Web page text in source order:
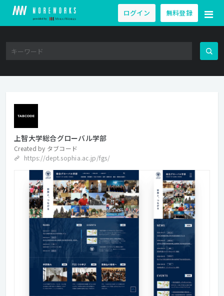
ログイン 無料登録
上智大学総合グローバル学部
Created by タブコード
https://dept.sophia.ac.jp/fgs/